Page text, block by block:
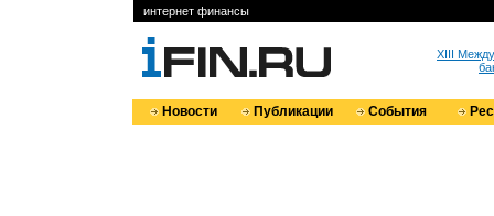
интернет финансы
XIII
Новости Публикации События